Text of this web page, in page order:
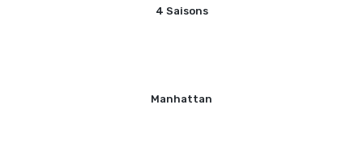
4 Saisons
Manhattan